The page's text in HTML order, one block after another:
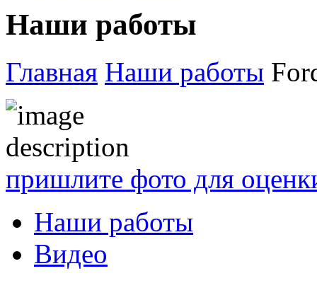
Наши работы
Главная Наши работы
пришлите фото для
Наши работы
Видео